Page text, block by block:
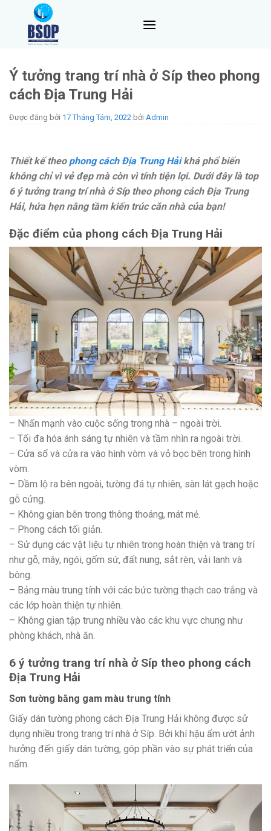
content
Ý tưởng trang trí nhà ở Síp theo phong
cách Địa Trung Hải
Được đăng bởi 17 Tháng Tám, 2022 bởi Admin
Thiết kế theo phong cách Địa Trung Hảikhá phổ biến
không chỉ vì vẻ đẹp mà còn vì tính tiện lợi. Dưới đây là top
6 ý tưởng trang trí nhà ở Síp theo phong cách Địa Trung
Hải, hứa hẹn nâng tầm kiến trúc căn nhà của bạn!
Đặc điểm của phong cách Địa Trung Hải
– Nhấn mạnh vào cuộc sống trong nhà – ngoài trời.
– Tối đa hóa ánh sáng tự nhiên và tầm nhìn ra ngoài trời.
– Cửa sổ và cửa ra vào hình vòm và vỏ bọc bên trong hình
vòm.
– Dầm lộ ra bên ngoài, tường đá tự nhiên, sàn lát gạch hoặc
gỗ cứng.
– Không gian bên trong thông thoáng, mát mẻ.
– Phong cách tối giản.
– Sử dụng các vật liệu tự nhiên trong hoàn thiện và trang trí
như gỗ, mây, ngói, gốm sứ, đất nung, sắt rèn, vải lanh và
bông.
– Bảng màu trung tính với các bức tường thạch cao trắng và
các lớp hoàn thiện tự nhiên.
– Không gian tập trung nhiều vào các khu vực chung như
phòng khách, nhà ăn.
6 ý tưởng trang trí nhà ở Síp theo phong cách
Địa Trung Hải
Sơn tường bằng gam màu trung tính
Giấy dán tường phong cách Địa Trung Hải không được sử
dụng nhiều trong trang trí nhà ở Síp. Bởi khí hậu ẩm ướt ảnh
hưởng đến giấy dán tường, góp phần vào sự phát triển của
nấm.